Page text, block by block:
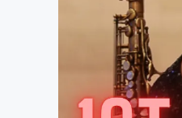
ビ
ま